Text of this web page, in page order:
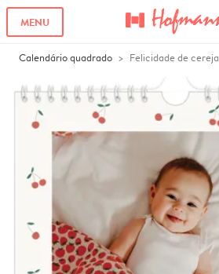
MENU
Calendário quadrado Felicidade de cereja